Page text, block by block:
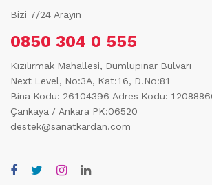
Bizi 7/24 Arayın
0850 304 0 555
Kızılırmak Mahallesi, Dumlupınar Bulvarı
Next Level, No:3A, Kat:16, D.No:81
Bina Kodu: 26104396 Adres Kodu:
Çankaya / Ankara PK:06520
destek@sanatkardan.com